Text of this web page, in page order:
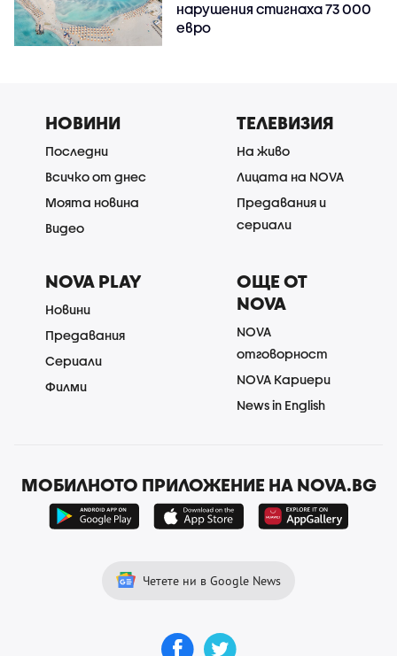
нарушения стигнаха 73 000
евро
НОВИНИ
Последни
Всичко от днес
Моята новина
Видео
ТЕЛЕВИЗИЯ
На живо
Лицата на NOVA
Предавания и
сериали
NOVA PLAY
Новини
Предавания
Сериали
Филми
ОЩЕ ОТ
NOVA
NOVA
отговорност
NOVA Кариери
News in English
МОБИЛНОТО ПРИЛОЖЕНИЕ НА NOVA.BG
Четете ни в Google News